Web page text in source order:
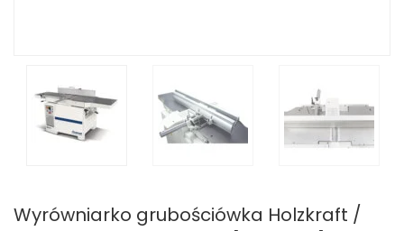
Wyrówniarko grubościówka Holzkraft /